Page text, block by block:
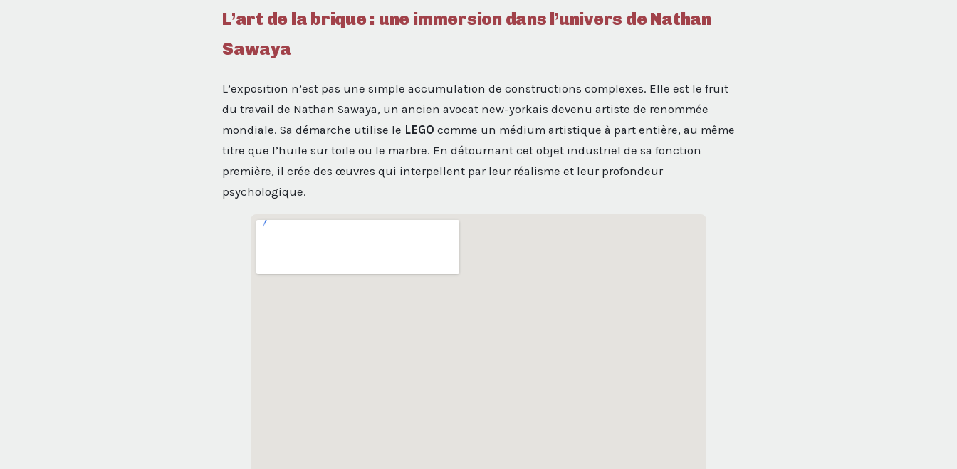
L’art de la brique : une immersion dans l’univers de Nathan
Sawaya
L’exposition n’est pas une simple accumulation de constructions complexes. Elle est le fruit
du travail de Nathan Sawaya, un ancien avocat new-yorkais devenu artiste de renommée
mondiale. Sa démarche utilise le LEGO comme un médium artistique à part entière, au même
titre que l’huile sur toile ou le marbre. En détournant cet objet industriel de sa fonction
première, il crée des œuvres qui interpellent par leur réalisme et leur profondeur
psychologique.